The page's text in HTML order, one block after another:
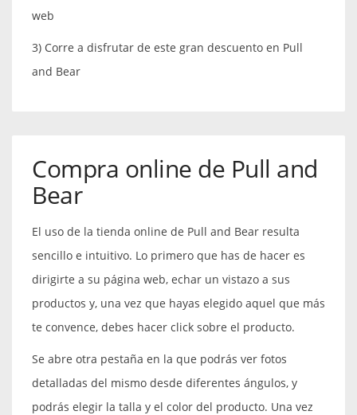
web
3) Corre a disfrutar de este gran descuento en Pull
and Bear
Compra online de Pull and
Bear
El uso de la tienda online de Pull and Bear resulta
sencillo e intuitivo. Lo primero que has de hacer es
dirigirte a su página web, echar un vistazo a sus
productos y, una vez que hayas elegido aquel que más
te convence, debes hacer click sobre el producto.
Se abre otra pestaña en la que podrás ver fotos
detalladas del mismo desde diferentes ángulos, y
podrás elegir la talla y el color del producto. Una vez